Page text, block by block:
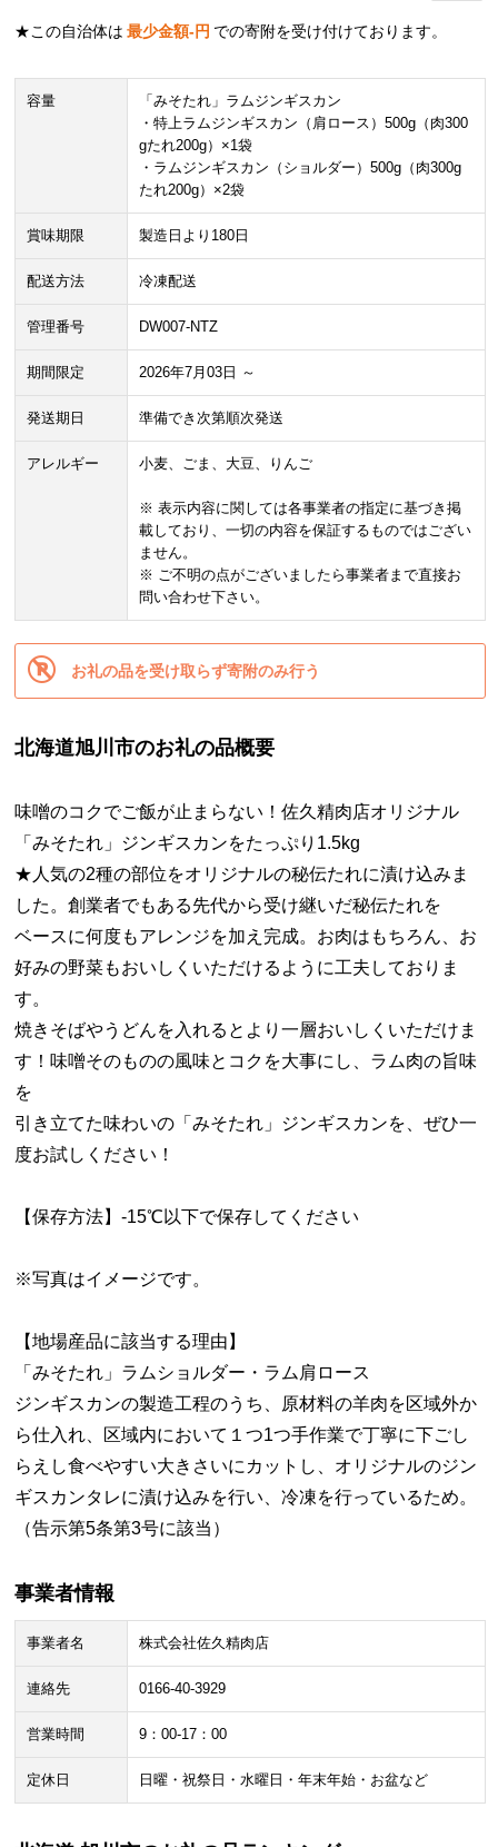
★この自治体は 最少金額-円 での寄附を受け付けております。
容量
「みそたれ」ラムジンギスカン
・特上ラムジンギスカン（肩ロース）500g（肉300
gたれ200g）×1袋
・ラムジンギスカン（ショルダー）500g（肉300g
たれ200g）×2袋
賞味期限 製造日より180日
配送方法 冷凍配送
管理番号 DW007-NTZ
期間限定 2026年7月03日 ～
発送期日 準備でき次第順次発送
アレルギー 小麦、ごま、大豆、りんご
※ 表示内容に関しては各事業者の指定に基づき掲
載しており、一切の内容を保証するものではござい
ません。
※ ご不明の点がございましたら事業者まで直接お
問い合わせ下さい。
お礼の品を受け取らず寄附のみ行う
北海道旭川市のお礼の品概要
味噌のコクでご飯が止まらない！佐久精肉店オリジナル
「みそたれ」ジンギスカンをたっぷり1.5kg
★人気の2種の部位をオリジナルの秘伝たれに漬け込みま
した。創業者でもある先代から受け継いだ秘伝たれを
ベースに何度もアレンジを加え完成。お肉はもちろん、お
好みの野菜もおいしくいただけるように工夫しておりま
す。
焼きそばやうどんを入れるとより一層おいしくいただけま
す！味噌そのものの風味とコクを大事にし、ラム肉の旨味
を
引き立てた味わいの「みそたれ」ジンギスカンを、ぜひ一
度お試しください！
【保存方法】-15℃以下で保存してください
※写真はイメージです。
【地場産品に該当する理由】
「みそたれ」ラムショルダー・ラム肩ロース
ジンギスカンの製造工程のうち、原材料の羊肉を区域外か
ら仕入れ、区域内において１つ1つ手作業で丁寧に下ごし
らえし食べやすい大きさいにカットし、オリジナルのジン
ギスカンタレに漬け込みを行い、冷凍を行っているため。
（告示第5条第3号に該当）
事業者情報
事業者名 株式会社佐久精肉店
連絡先 0166-40-3929
営業時間 9：00-17：00
定休日 日曜・祝祭日・水曜日・年末年始・お盆など